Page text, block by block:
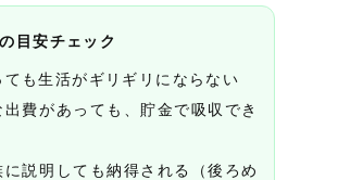
目安チェック
ても生活がギリギリにならない
出費があっても、貯金で吸収でき
に説明しても納得される（後ろめ